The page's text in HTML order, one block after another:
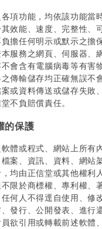
項功能，均依該功能當
效能、速度、完整性、
擔任何明示或默示之擔
服務之網頁、伺服器、
會含有電腦病毒等有害
傳輸儲存均正確無誤不
或資料傳送或儲存失敗
不負賠償責任。
的保護
體或程式、網站上所有
案、資訊、資料、網站
均由正信堂或其他權利
限於商標權、專利權、
何人不得逕自使用、修
發行、公開發表、進行
欲引用或轉載前述軟體